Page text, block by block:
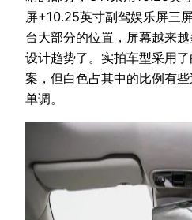
屏+10.25英寸副驾娱乐屏三
台大部分的位置，屏幕越来
设计趋势了。实拍车型采用
案，但白色占其中的比例有
单调。